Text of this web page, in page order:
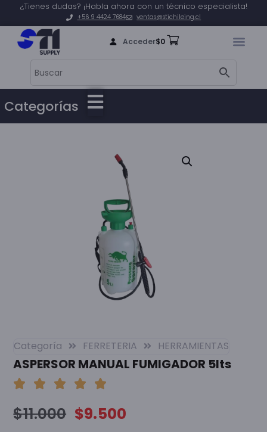
¿Tienes dudas? ¡Habla ahora con un técnico especialista!
+56 9 4424 7684 ventas@stichileing.cl
Acceder$0
Categorías
Categoría FERRETERIA HERRAMIENTAS
ASPERSOR MANUAL FUMIGADOR 5lts
$11.000 $9.500